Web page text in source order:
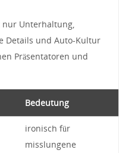
‌nur‍ Unterhaltung,
Details⁣ und Auto-Kultur
Präsentatoren und
Bedeutung
ironisch⁤ für
misslungene